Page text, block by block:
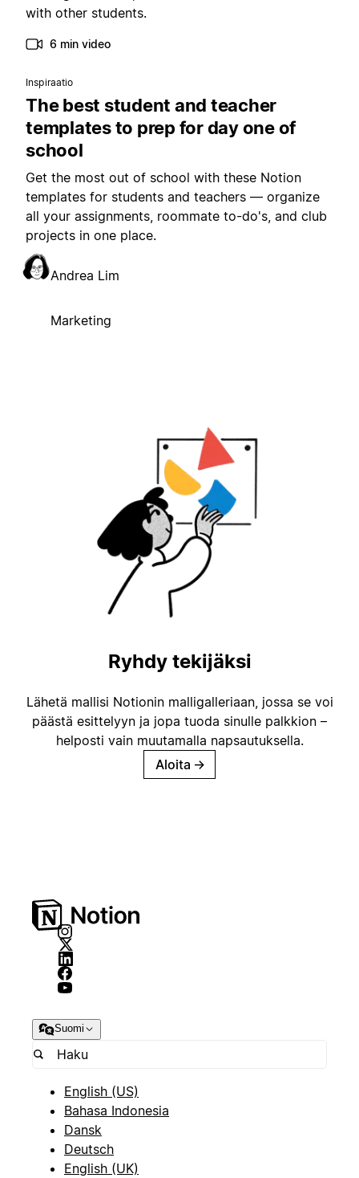
with other students.
6 min video
Inspiraatio
The best student and teacher
templates to prep for day one of
school
Get the most out of school with these Notion
templates for students and teachers — organize
all your assignments, roommate to-do's, and club
projects in one place.
Andrea Lim
Marketing
Ryhdy tekijäksi
Lähetä mallisi Notionin malligalleriaan, jossa se voi
päästä esittelyyn ja jopa tuoda sinulle palkkion –
helposti vain muutamalla napsautuksella.
Aloita →
Suomi
English (US)
Bahasa Indonesia
Dansk
Deutsch
English (UK)